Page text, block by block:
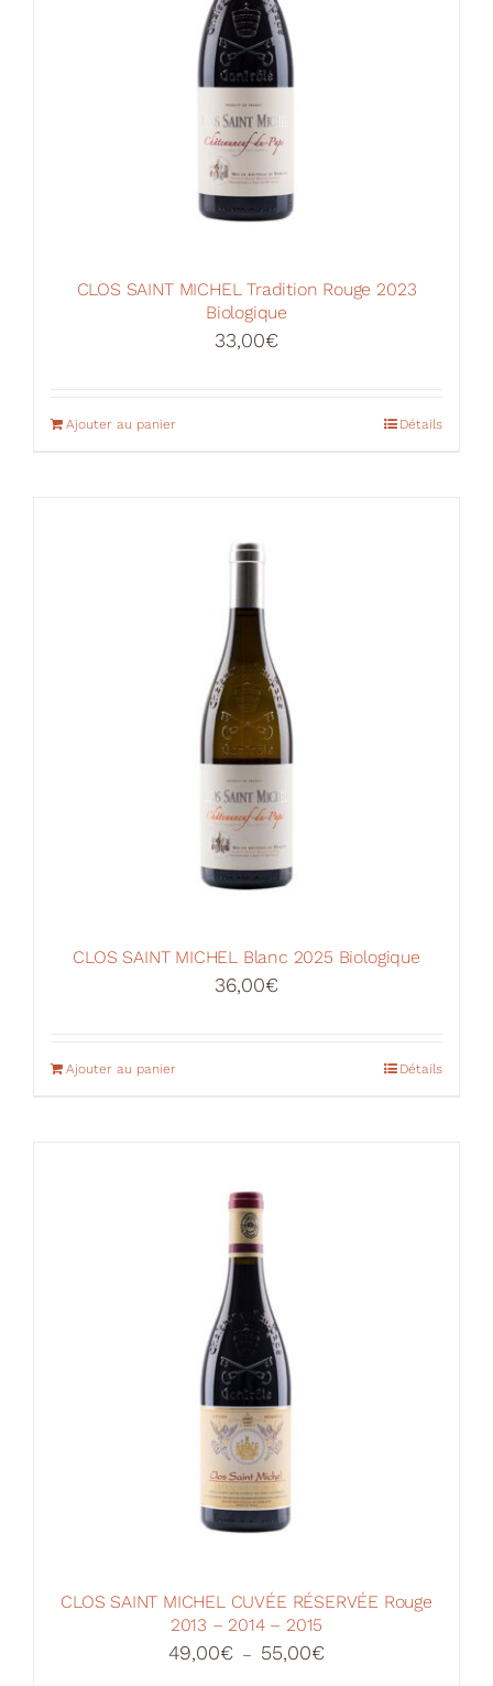
CLOS SAINT MICHEL Tradition Rouge 2023
Biologique
33,00€
Ajouter au panier Détails
CLOS SAINT MICHEL Blanc 2025 Biologique
36,00€
Ajouter au panier Détails
CLOS SAINT MICHEL CUVÉE RÉSERVÉE Rouge
2013 – 2014 – 2015
49,00€ – 55,00€